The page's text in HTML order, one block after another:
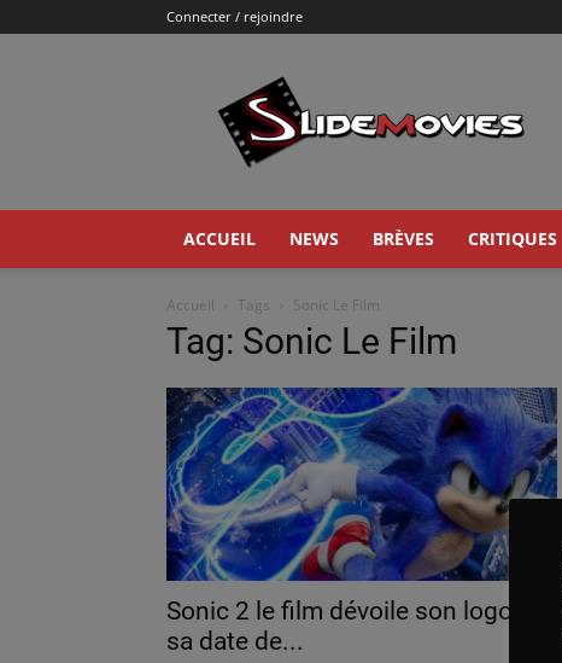
Connecter / rejoindre
ACCUEIL NEWS BRÈVES CRITIQUES
Accueil Tags Sonic Le Film
Tag: Sonic Le Film
Sonic 2 le film dévoile son logo et
sa date de...